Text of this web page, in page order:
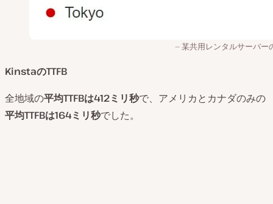
某共用レンタルサーバー
KinstaのTTFB
全地域の平均TTFBは412ミリ秒で、アメリカとカナダのみの
平均TTFBは164ミリ秒でした。